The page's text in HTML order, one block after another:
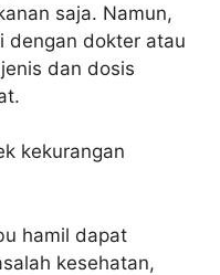
saja. Namun,
dengan dokter atau
dan dosis
kekurangan
hamil dapat
kesehatan,